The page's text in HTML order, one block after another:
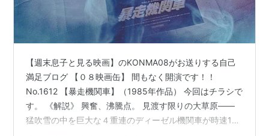
レベッカ・デモーネイ
カイル・T・ヘフナー
ジョン・P・ライアン
T・K・カーター
ケネス・マクミラン
ステイシー・ピックレン
ウォルター・ワイアット
エドワード・バンカー
【週末息子と見る映画】のKONMA08がお送りする自己
満足ブログ 【０８映画缶】 間もなく開演です！！
No.1612 【暴走機関車】（1985年作品） 今回はチラシで
す。 《解説》 興奮、沸騰点。 見渡す限りの大草原――
猛吹雪の中を巨大な４重連のディーゼル機関車が時速150